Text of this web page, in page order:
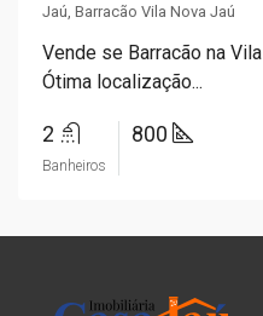
Jaú, Barracão Vila Nova Jaú
Vende se Barracão na
Ótima localização...
2
Banheiros
800